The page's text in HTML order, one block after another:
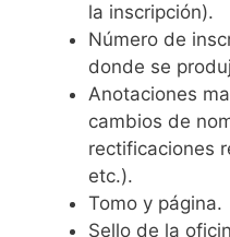
la inscripción).
Número de
donde se
Anotaciones
cambios de
rectificaciones
etc.).
Tomo y página.
Sello de la